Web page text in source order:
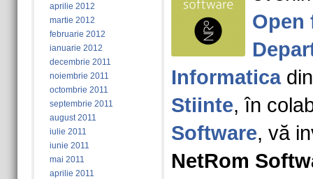
aprilie 2012
martie 2012
februarie 2012
ianuarie 2012
decembrie 2011
noiembrie 2011
octombrie 2011
septembrie 2011
august 2011
iulie 2011
iunie 2011
mai 2011
aprilie 2011
Open
Informatica
Stiinte, în
Software, vă
NetRom